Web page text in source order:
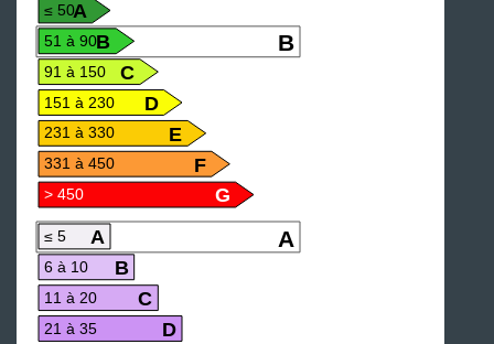
A
≤ 50
B
B
51 à 90
C
91 à 150
D
151 à 230
E
231 à 330
F
331 à 450
G
> 450
A
A
≤ 5
B
6 à 10
C
11 à 20
D
21 à 35